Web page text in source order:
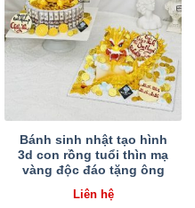
Bánh sinh nhật tạo hình
3d con rồng tuổi thìn mạ
vàng độc đáo tặng ông
Liên hệ